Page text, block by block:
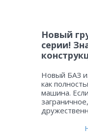
Новый
серии!
Новый БАЗ
как
машина.